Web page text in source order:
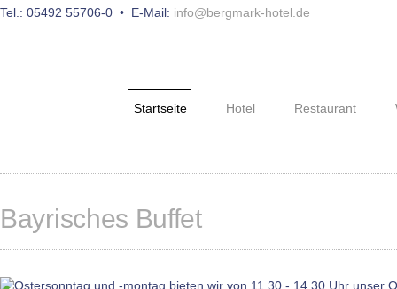
Tel.: 05492 55706-0 • E-Mail: info@bergmark-hotel.de
Startseite Hotel Restaurant
Bayrisches Buffet